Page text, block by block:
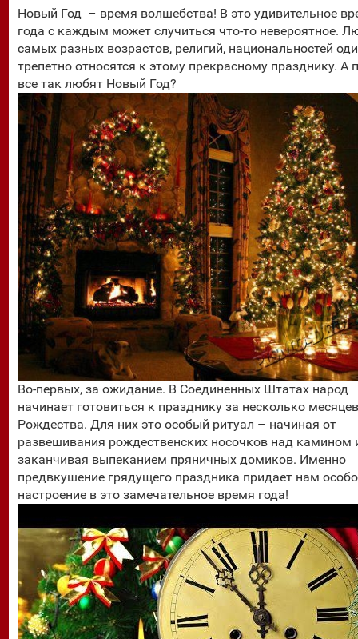
Новый Год – время волшебства! В это удивительное
года с каждым может случиться что-то невероятное.
самых разных возрастов, религий, национальностей
трепетно относятся к этому прекрасному празднику. А
все так любят Новый Год?
Во-первых, за ожидание. В Соединенных Штатах народ
начинает готовиться к празднику за несколько
Рождества. Для них это особый ритуал – начиная от
развешивания рождественских носочков над камином
заканчивая выпеканием пряничных домиков. Именно
предвкушение грядущего праздника придает нам
настроение в это замечательное время года!